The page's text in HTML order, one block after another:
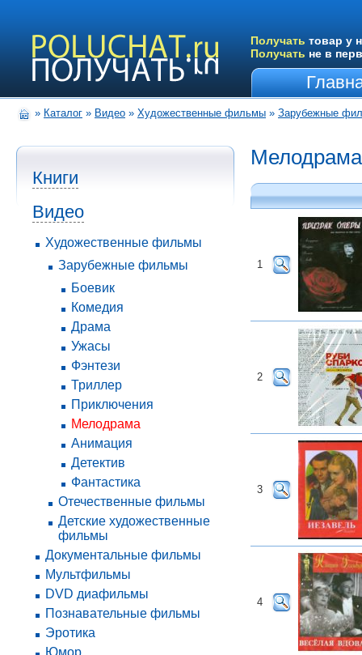
Получать товар у
Получать не в
» Каталог » Видео » Художественные фильмы » Зарубежные
Книги
Видео
Художественные фильмы
Зарубежные фильмы
Боевик
Комедия
Драма
Ужасы
Фэнтези
Триллер
Приключения
Мелодрама
Анимация
Детектив
Фантастика
Отечественные фильмы
Детские художественные
фильмы
Документальные фильмы
Мультфильмы
DVD диафильмы
Познавательные фильмы
Эротика
Юмор
Мелодрама
1
2
3
4